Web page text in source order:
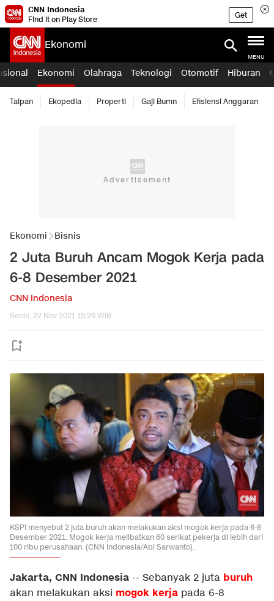
CNN Indonesia
Find it on Play Store
Get
Ekonomi
MENU
Ekonomi Olahraga Teknologi Otomotif Hiburan
Taipan Ekopedia Properti Gaji Bumn Efisiensi Anggaran
Ekonomi Bisnis
2 Juta Buruh Ancam Mogok Kerja pada
6-8 Desember 2021
CNN Indonesia
Senin, 22 Nov 2021 15:26 WIB
KSPI menyebut 2 juta buruh akan melakukan aksi mogok kerja pada 6-8
Desember 2021. Mogok kerja melibatkan 60 serikat pekerja di lebih dari
100 ribu perusahaan. (CNN Indonesia/Abi Sarwanto).
Jakarta, CNN Indonesia -- Sebanyak 2 juta buruh
akan melakukan aksi mogok kerja pada 6-8